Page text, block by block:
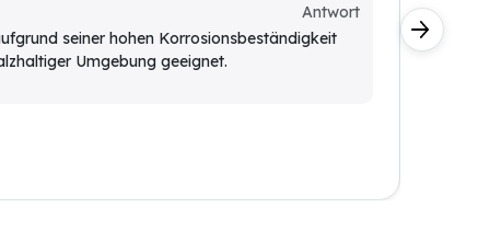
Antwort
seiner hohen Korrosionsbeständigkeit
Umgebung geeignet.